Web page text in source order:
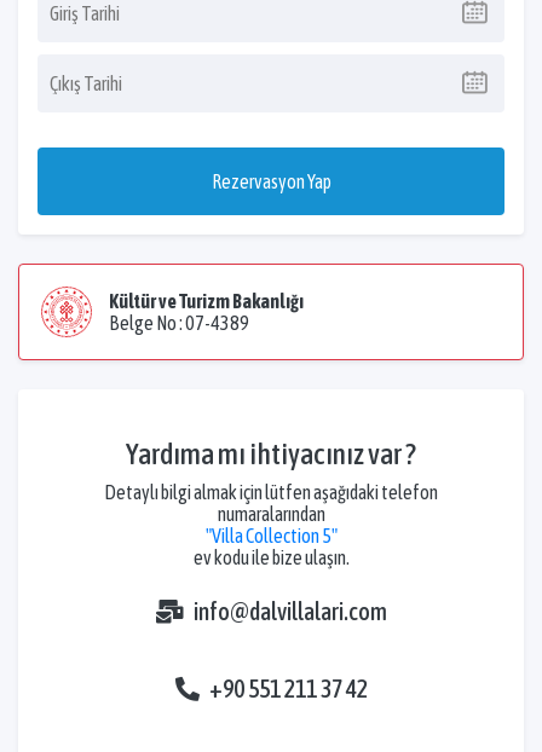
Rezervasyon Yap
Kültür ve Turizm Bakanlığı
Belge No : 07-4389
Yardıma mı ihtiyacınız var ?
Detaylı bilgi almak için lütfen aşağıdaki telefon
numaralarından
"Villa Collection 5"
ev kodu ile bize ulaşın.
info@dalvillalari.com
+90 551 211 37 42